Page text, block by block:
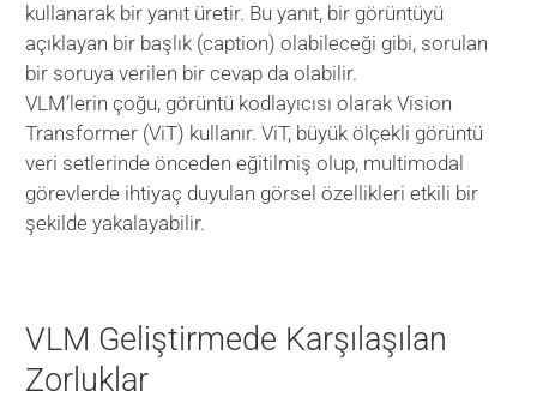
kullanarak bir yanıt üretir. Bu yanıt, bir görüntüyü
açıklayan bir başlık (caption) olabileceği gibi, sorulan
bir soruya verilen bir cevap da olabilir.
VLM’lerin çoğu, görüntü kodlayıcısı olarak Vision
Transformer (ViT) kullanır. ViT, büyük ölçekli görüntü
veri setlerinde önceden eğitilmiş olup, multimodal
görevlerde ihtiyaç duyulan görsel özellikleri etkili bir
şekilde yakalayabilir.
VLM Geliştirmede Karşılaşılan
Zorluklar